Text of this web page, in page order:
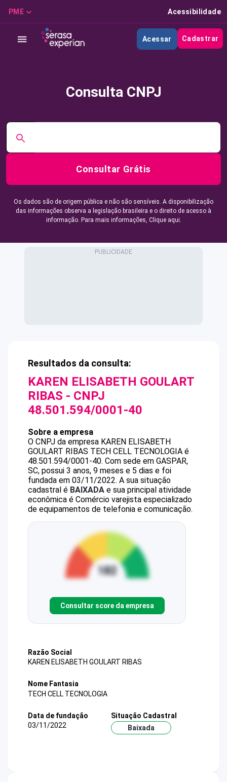
PME Acessibilidade
Acessar Cadastrar
Consulta CNPJ
Consultar Grátis
Os dados são de origem pública e não são sensíveis. A disponibilização
das informações observa a legislação brasileira e o direito de acesso à
informação. Para mais informações, Clique aqui.
Resultados da consulta:
KAREN ELISABETH GOULART
RIBAS - CNPJ
48.501.594/0001-40
Sobre a empresa
O CNPJ da empresa KAREN ELISABETH
GOULART RIBAS TECH CELL TECNOLOGIA é
48.501.594/0001-40. Com sede em GASPAR,
SC, possui 3 anos, 9 meses e 5 dias e foi
fundada em 03/11/2022. A sua situação
cadastral é BAIXADA e sua principal atividade
econômica é Comércio varejista especializado
de equipamentos de telefonia e comunicação.
Consultar score da empresa
Razão Social
KAREN ELISABETH GOULART RIBAS
Nome Fantasia
TECH CELL TECNOLOGIA
Data de fundação
03/11/2022
Situação Cadastral
Baixada